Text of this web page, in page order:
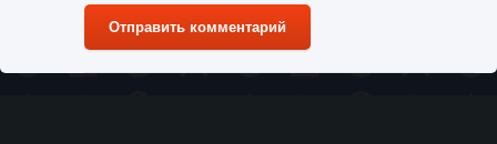
Отправить комментарий